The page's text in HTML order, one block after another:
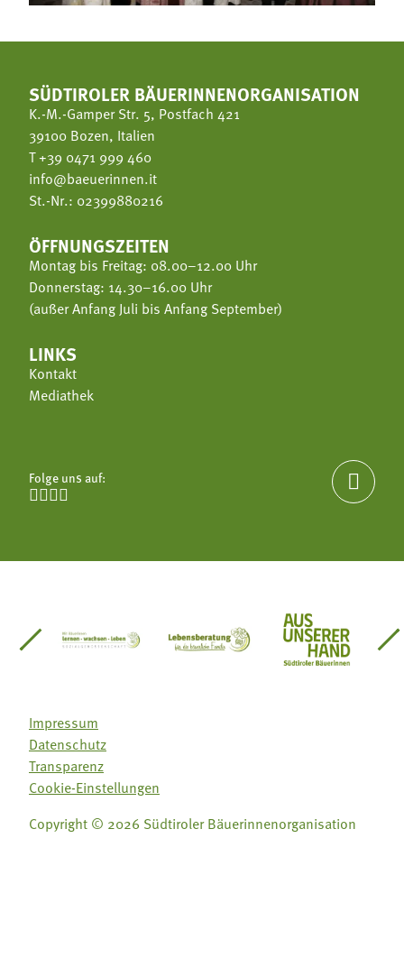
SÜDTIROLER BÄUERINNENORGANISATION
K.-M.-Gamper Str. 5, Postfach 421
39100 Bozen, Italien
T+39 0471 999 460
info@baeuerinnen.it
St.-Nr.: 02399880216
ÖFFNUNGSZEITEN
Montag bis Freitag: 08.00–12.00 Uhr
Donnerstag: 14.30–16.00 Uhr
(außer Anfang Juli bis Anfang September)
LINKS
Kontakt
Mediathek
Folge uns auf:
   

Südtirol
Gärtnervereinigung
Sozialgenossenschaft Mit Bäuerinnen lernen -
Lebensberatung für dieAus unserer
Impressum
Datenschutz
Transparenz
Cookie-Einstellungen
Copyright © 2026 Südtiroler Bäuerinnenorganisation